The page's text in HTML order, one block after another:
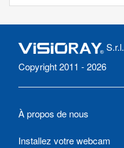
S.r.l.
Copyright 2011 - 2026
À propos de nous
Installez votre webcam